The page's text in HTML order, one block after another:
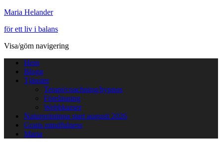
Maria Helander
för ett liv i balans
Visa/göm navigering
Hem
Blogg
Tjänster
Terapi/coachning/hypnos
Föreläsning
Webbkurser
Naturprästinna start augusti 2026
Gratis mindfulness
Maria